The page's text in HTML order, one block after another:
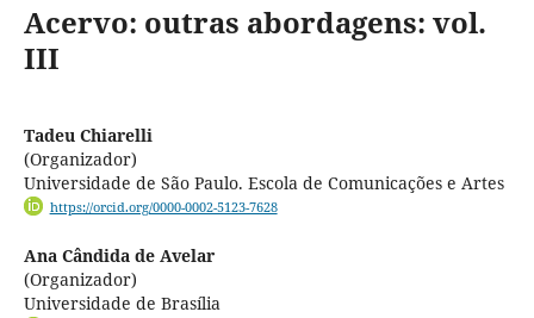
Acervo: outras abordagens: vol.
III
Tadeu Chiarelli
(Organizador)
Universidade de São Paulo. Escola de Comunicações e Artes
https://orcid.org/0000-0002-5123-7628
Ana Cândida de Avelar
(Organizador)
Universidade de Brasília